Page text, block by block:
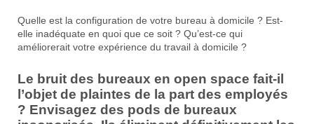
Quelle est la configuration de votre bureau à domicile ? Est-
elle inadéquate en quoi que ce soit ? Qu’est-ce qui
améliorerait votre expérience du travail à domicile ?
Le bruit des bureaux en open space fait-il
l’objet de plaintes de la part des employés
? Envisagez des pods de bureaux